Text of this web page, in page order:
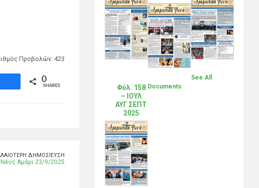
Προβολών: 423
0
SHARES
ΔΗΜΟΣΊΕΥΣΗ
Αμάρι 23/9/2025
Φύλ. 158
– ΙΟΥΛ
ΑΥΓ ΣΕΠΤ
2025
See All
Documents